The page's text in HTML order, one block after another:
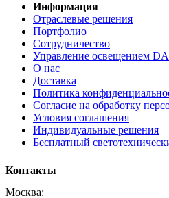
Информация
Отраслевые решения
Портфолио
Сотрудничество
Управление освещением
О нас
Доставка
Политика
Согласие на обработку
Условия соглашения
Индивидуальные решения
Бесплатный
Контакты
Москва: